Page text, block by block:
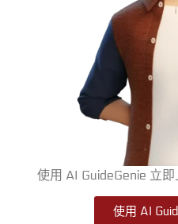
使用 AI GuideGenie 立
使用 AI